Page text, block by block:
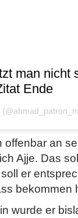
man nicht
Ende
offenbar an
Ajje. Das
er
bekommen
wurde er